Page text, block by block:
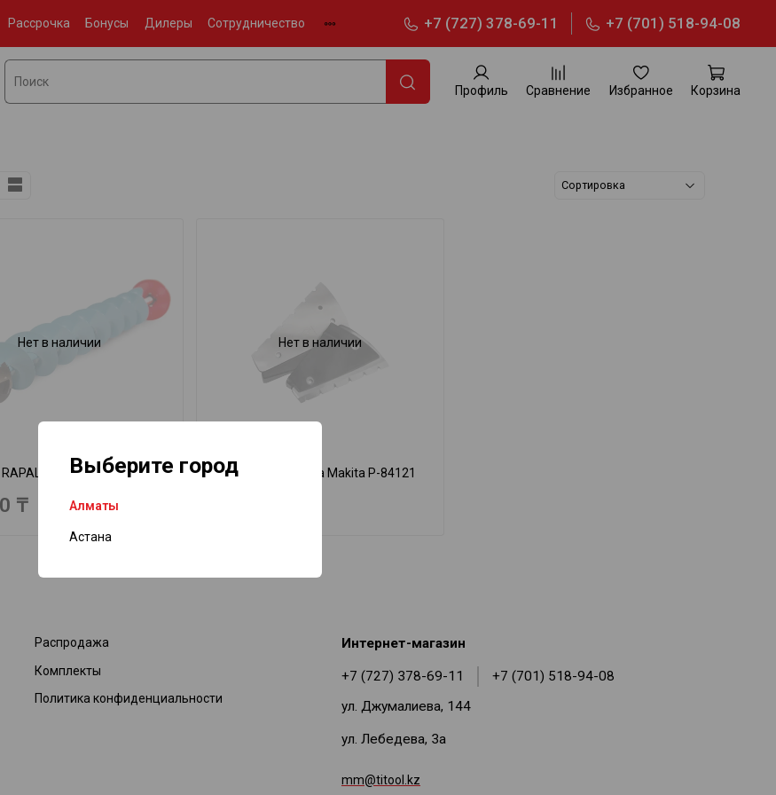
Рассрочка Бонусы Дилеры Сотрудничество +7 (727) 378-69-11 +7 (701) 518-94-08
Профиль Сравнение Избранное Корзина
Выберите город
Алматы
Астана
Нет в наличии
Makita P-81072
₸
Нет в наличии
Ножи для ледобура Makita P-84121
Распродажа
Комплекты
Политика конфиденциальности
Интернет-магазин
+7 (727) 378-69-11
+7 (701) 518-94-08
ул. Джумалиева, 144
ул. Лебедева, 3а
mm@titool.kz